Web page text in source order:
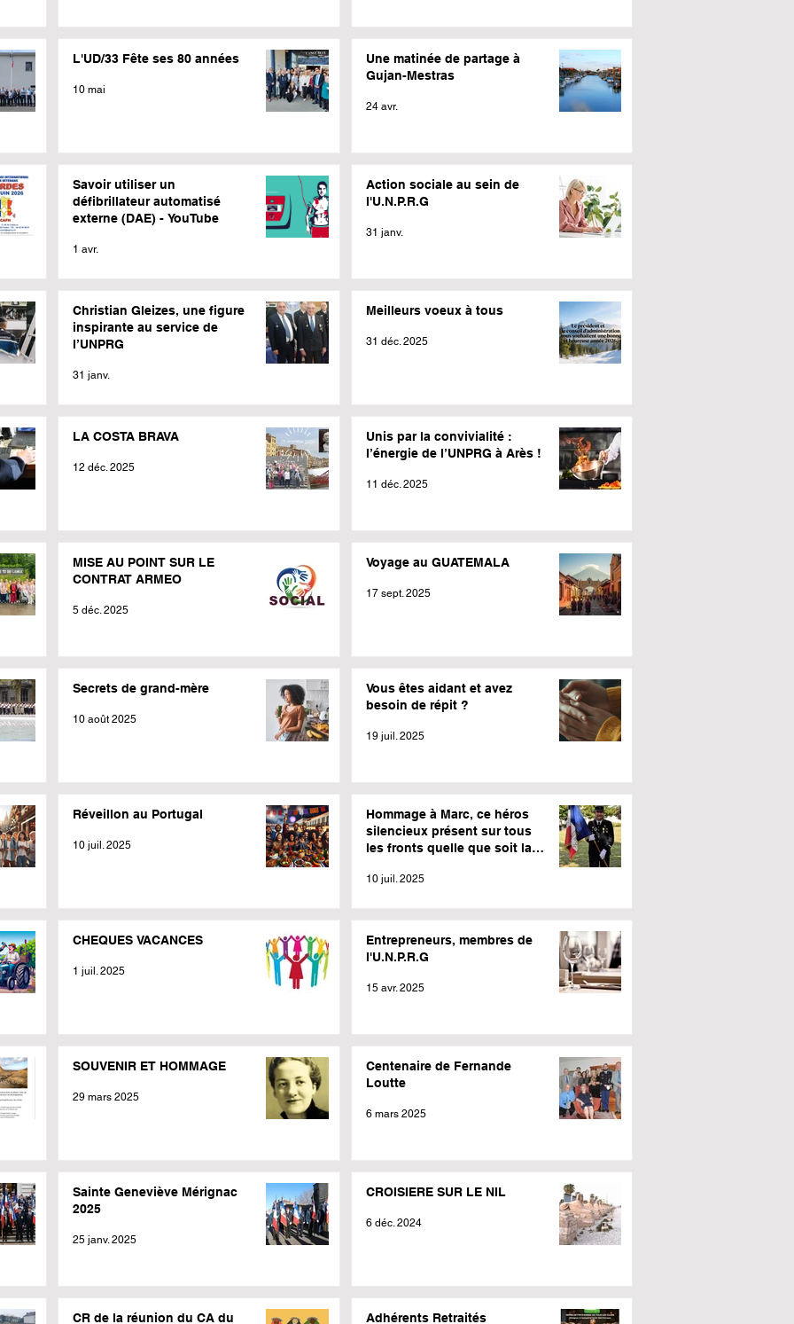
L'UD/33 Fête ses 80 années
10 mai
Une matinée de partage à
Gujan-Mestras
24 avr.
Savoir utiliser un
défibrillateur automatisé
externe (DAE) - YouTube
1 avr.
Action sociale au sein de
l'U.N.P.R.G
31 janv.
Christian Gleizes, une figure
inspirante au service de
l’UNPRG
31 janv.
Meilleurs voeux à tous
31 déc. 2025
LA COSTA BRAVA
12 déc. 2025
Unis par la convivialité :
l’énergie de l’UNPRG à Arès !
11 déc. 2025
MISE AU POINT SUR LE
CONTRAT ARMEO
5 déc. 2025
Voyage au GUATEMALA
17 sept. 2025
Secrets de grand-mère
10 août 2025
Vous êtes aidant et avez
besoin de répit ?
19 juil. 2025
Réveillon au Portugal
10 juil. 2025
Hommage à Marc, ce héros
silencieux présent sur tous
les fronts quelle que soit la
10 juil. 2025
CHEQUES VACANCES
1 juil. 2025
Entrepreneurs, membres de
l'U.N.P.R.G
15 avr. 2025
SOUVENIR ET HOMMAGE
29 mars 2025
Centenaire de Fernande
Loutte
6 mars 2025
Sainte Geneviève Mérignac
2025
25 janv. 2025
CROISIERE SUR LE NIL
6 déc. 2024
CR de la réunion du CA du Adhérents Retraités